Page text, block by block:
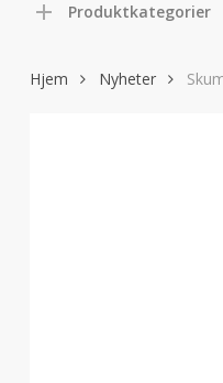
Produktkategorier
Hjem Nyheter